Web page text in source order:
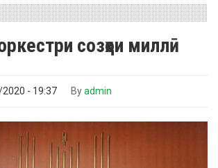
созҳои миллӣ
- 19:37 Byadmin